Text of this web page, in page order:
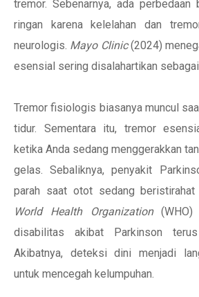
tremor. Sebenarnya, ada perbedaan
ringan karena kelelahan dan
neurologis. Mayo Clinic(2024)
esensial sering disalahartikan
Tremor fisiologis biasanya muncul
tidur. Sementara itu, tremor
ketika Anda sedang menggerakkan
gelas. Sebaliknya, penyakit
parah saat otot sedang
World Health Organization(WHO)
disabilitas akibat Parkinson
Akibatnya, deteksi dini menjadi
untuk mencegah kelumpuhan.